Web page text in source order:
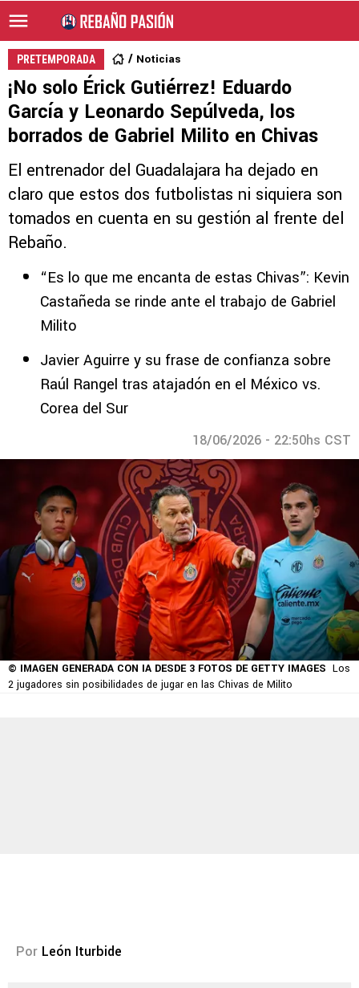
PRETEMPORADA Noticias
¡No solo Érick Gutiérrez! Eduardo
García y Leonardo Sepúlveda, los
borrados de Gabriel Milito en Chivas
El entrenador del Guadalajara ha dejado en
claro que estos dos futbolistas ni siquiera son
tomados en cuenta en su gestión al frente del
Rebaño.
“Es lo que me encanta de estas Chivas”: Kevin
Castañeda se rinde ante el trabajo de Gabriel
Milito
Javier Aguirre y su frase de confianza sobre
Raúl Rangel tras atajadón en el México vs.
Corea del Sur
18/06/2026 - 22:50hs CST
© IMAGEN GENERADA CON IA DESDE 3 FOTOS DE GETTY IMAGES Los
2 jugadores sin posibilidades de jugar en las Chivas de Milito
Por León Iturbide